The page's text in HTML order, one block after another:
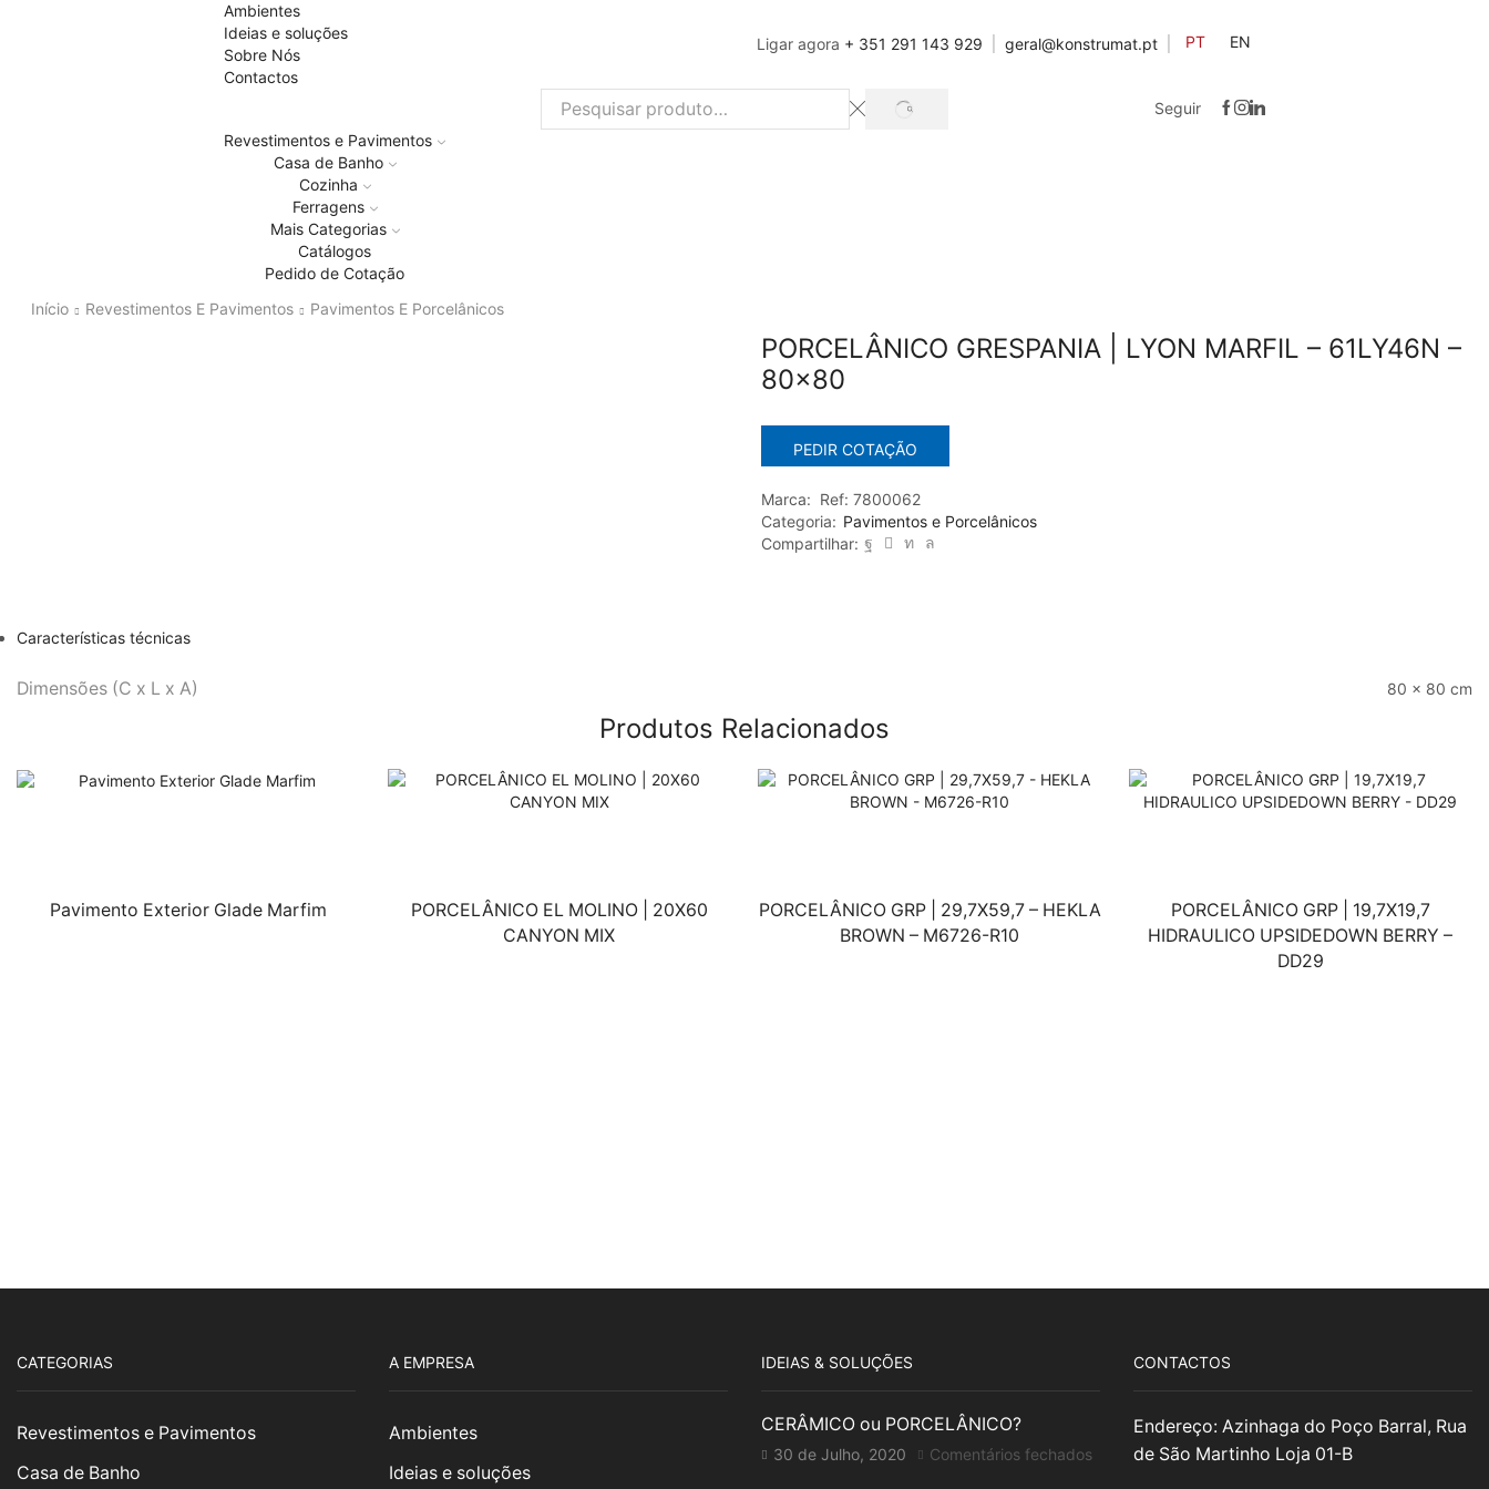
Ambientes
Ideias e soluções
Sobre Nós
Contactos
Ligar agora + 351 291 143 929 geral@konstrumat.pt PT EN
Search
SEARCH
Seguir
Revestimentos e Pavimentos
Casa de Banho
Cozinha
Ferragens
Mais Categorias
Catálogos
Pedido de Cotação
Início
Revestimentos E Pavimentos Pavimentos E Porcelânicos
PORCELÂNICO GRESPANIA | LYON MARFIL – 61LY46N –
80×80
PEDIR COTAÇÃO
Marca: Ref: 7800062
Categoria: Pavimentos e Porcelânicos
Compartilhar:
Características técnicas
Dimensões (C x L x A) 80 × 80 cm
Produtos Relacionados
Pavimento Exterior Glade Marfim
PORCELÂNICO EL MOLINO | 20X60
CANYON MIX
PORCELÂNICO GRP | 29,7X59,7 – HEKLA
BROWN – M6726-R10
PORCELÂNICO GRP | 19,7X19,7
HIDRAULICO UPSIDEDOWN BERRY –
DD29
CATEGORIAS
Revestimentos e Pavimentos
Casa de Banho
A EMPRESA
Ambientes
Ideias e soluções
IDEIAS & SOLUÇÕES
CERÂMICO ou PORCELÂNICO?
30 de Julho, 2020 Comentários fechadosem
CONTACTOS
Endereço: Azinhaga do Poço Barral, Rua
de São Martinho Loja 01-B